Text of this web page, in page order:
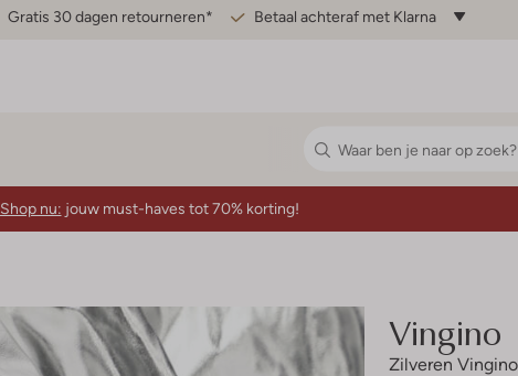
Gratis 30 dagen retourneren* Betaal achteraf met Klarna
Shop nu: jouw must-haves tot 70% korting!
Vingino
Zilveren